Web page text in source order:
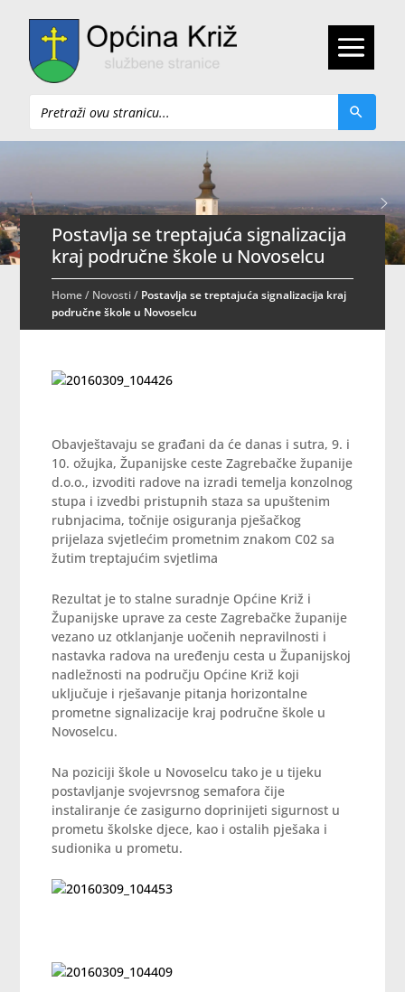
Pretraži
Postavlja se treptajuća signalizacija
kraj područne škole u Novoselcu
Home/ Novosti/ Postavlja se treptajuća signalizacija kraj
područne škole u Novoselcu
Obavještavaju se građani da će danas i sutra, 9. i
10. ožujka, Županijske ceste Zagrebačke županije
d.o.o., izvoditi radove na izradi temelja konzolnog
stupa i izvedbi pristupnih staza sa upuštenim
rubnjacima, točnije osiguranja pješačkog
prijelaza svjetlećim prometnim znakom C02 sa
žutim treptajućim svjetlima
Rezultat je to stalne suradnje Općine Križ i
Županijske uprave za ceste Zagrebačke županije
vezano uz otklanjanje uočenih nepravilnosti i
nastavka radova na uređenju cesta u Županijskoj
nadležnosti na području Općine Križ koji
uključuje i rješavanje pitanja horizontalne
prometne signalizacije kraj područne škole u
Novoselcu.
Na poziciji škole u Novoselcu tako je u tijeku
postavljanje svojevrsnog semafora čije
instaliranje će zasigurno doprinijeti sigurnost u
prometu školske djece, kao i ostalih pješaka i
sudionika u prometu.